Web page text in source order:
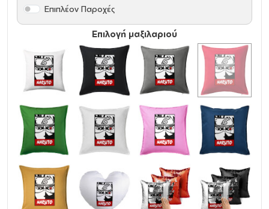
Βάρος γεμίσματος:360 g
Εσωτερικό υλικό: 100 % πολυεστέρας - κοίλες ίνες
(100% ανακυκλωμένο υλικό) (Ύφασμα: 100%
πολυπροπυλένιο) (Πλύσιμο στο πλυντήριο ρούχων, μέγ.
στους 40°C, κανονικό πρόγραμμα.)
Συντήρηση & Καθαριότητα
Μέγιστη συρρίκνωση 4%
Πλύσιμο στο πλυντήριο ρούχων, μέγ. στους 40°C,
κανονικό πρόγραμμα.
Μη χρησιμοποιείτε λευκαντικό.
Μην το τοποθετείτε στο στεγνωτήριο.
Σιδέρωμα, μέγιστη θερμοκρασία 150°C.
Όχι στεγνό καθάρισμα.
Επιλογή μαξιλαριού
Επιπλέον Παροχές